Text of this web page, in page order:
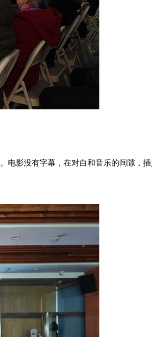
影没有字幕，在对白和音乐的间隙，